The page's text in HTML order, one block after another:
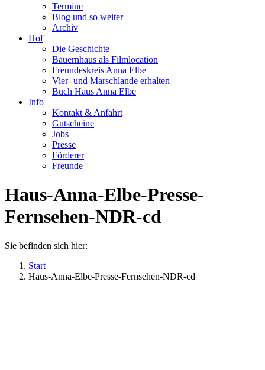
Termine
Blog und so weiter
Archiv
Hof
Die Geschichte
Bauernhaus als Filmlocation
Freundeskreis Anna Elbe
Vier- und Marschlande erhalten
Buch Haus Anna Elbe
Info
Kontakt & Anfahrt
Gutscheine
Jobs
Presse
Förderer
Freunde
Haus-Anna-Elbe-Presse-
Fernsehen-NDR-cd
Sie befinden sich hier:
Start
Haus-Anna-Elbe-Presse-Fernsehen-NDR-cd